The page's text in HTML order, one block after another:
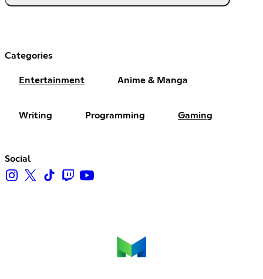
Categories
Entertainment Anime & Manga
Writing Programming Gaming
Social